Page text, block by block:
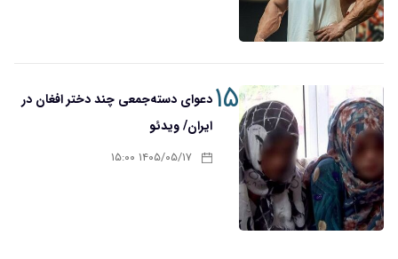
۱۵دعوای دسته‌جمعی چند دختر افغان در
ایران/ ویدئو
۱۴۰۵/۰۵/۱۷ ۱۵:۰۰